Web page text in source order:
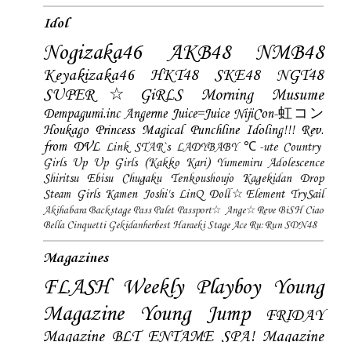
Idol
Nogizaka46 AKB48 NMB48
Keyakizaka46 HKT48 SKE48
NGT48
SUPER☆GiRLS
Morning Musume
Dempagumi.inc Angerme Juice=Juice NijiCon-虹コン
Houkago Princess Magical Punchline Idoling!!! Rev.
from DVL Link STAR`s LADYBABY ℃-ute Country
Girls Up Up Girls (Kakko Kari) Yumemiru Adolescence
Shiritsu Ebisu Chugaku
Tenkoushoujo Kagekidan
Drop
Steam Girls Kamen Joshi's LinQ Doll☆Element TrySail
Akihabara Backstage Pass Palet Passport☆ Ange☆Reve BiSH Ciao
Bella Cinquetti Gekidanherbest Haraeki Stage Ace Ru:Run SDN48
Magazines
FLASH Weekly Playboy Young
Magazine
Young Jump
FRIDAY
Magazine BLT ENTAME SPA! Magazine